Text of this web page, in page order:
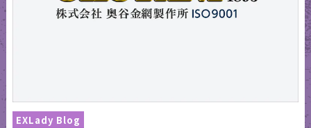
EXLady Blog